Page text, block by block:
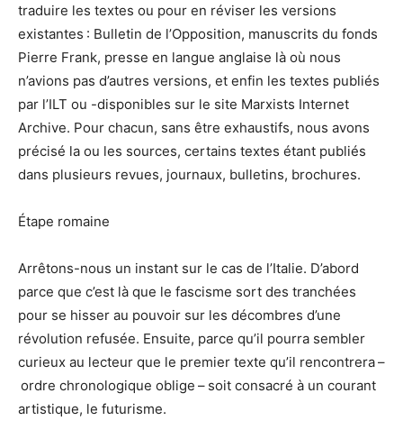
traduire les textes ou pour en réviser les versions
existantes : Bulletin de l’Opposition, manuscrits du fonds
Pierre Frank, presse en langue anglaise là où nous
n’avions pas d’autres versions, et enfin les textes publiés
par l’ILT ou -disponibles sur le site Marxists Internet
Archive. Pour chacun, sans être exhaustifs, nous avons
précisé la ou les sources, certains textes étant publiés
dans plusieurs revues, journaux, bulletins, brochures.
Étape romaine
Arrêtons-nous un instant sur le cas de l’Italie. D’abord
parce que c’est là que le fascisme sort des tranchées
pour se hisser au pouvoir sur les décombres d’une
révolution refusée. Ensuite, parce qu’il pourra sembler
curieux au lecteur que le premier texte qu’il rencontrera –
ordre chronologique oblige – soit consacré à un courant
artistique, le futurisme.